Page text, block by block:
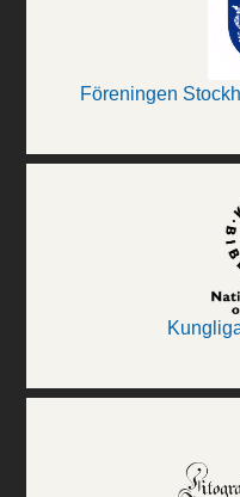
Föreningen